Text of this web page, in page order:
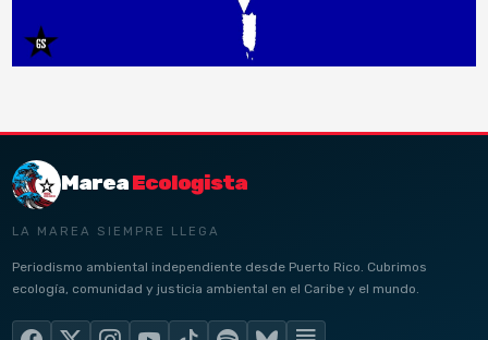
MareaEcologista
LA MAREA SIEMPRE LLEGA
Periodismo ambiental independiente desde Puerto Rico. Cubrimos
ecología, comunidad y justicia ambiental en el Caribe y el mundo.